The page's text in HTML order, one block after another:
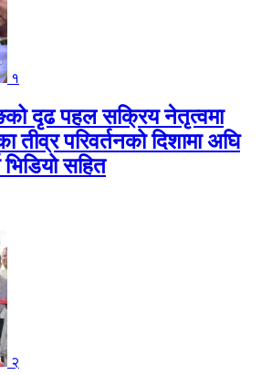
१
दृढ पहल सक्रिय नेतृत्वमा
तीव्र परिवर्तनको दिशामा अघि
सहित
२